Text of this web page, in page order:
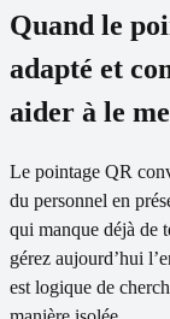
Quand le
adapté et
aider à le
Le pointage QR
du personnel en
qui manque déjà de
gérez aujourd’hui
est logique de